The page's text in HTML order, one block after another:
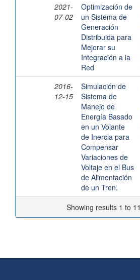
2021-
07-02
Optimización de
un Sistema de
Generación
Distribuida para
Mejorar su
Integración a la
Red
2016-
12-15
Simulación de
Sistema de
Manejo de
Energía Basado
en un Volante
de Inercia para
Compensar
Variaciones de
Voltaje en el Bus
de Alimentación
de un Tren.
Showing results 1 to